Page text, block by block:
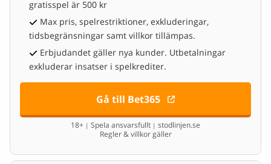
gratisspel är 500 kr
Max pris, spelrestriktioner, exkluderingar,
tidsbegränsningar samt villkor tillämpas.
Erbjudandet gäller nya kunder. Utbetalningar
exkluderar insatser i spelkrediter.
Gå till Bet365
18+ | Spela ansvarsfullt | stodlinjen.se
Regler & villkor gäller